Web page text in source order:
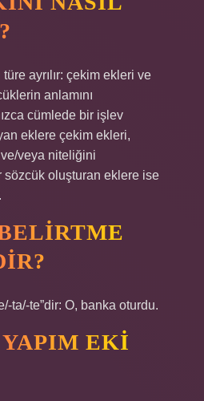
ayrılır: çekim ekleri ve
anlamını
cümlede bir işlev
eklere çekim ekleri,
ve/veya niteliğini
sözcük oluşturan eklere ise
ta/-te”dir: O, banka oturdu.
EKI